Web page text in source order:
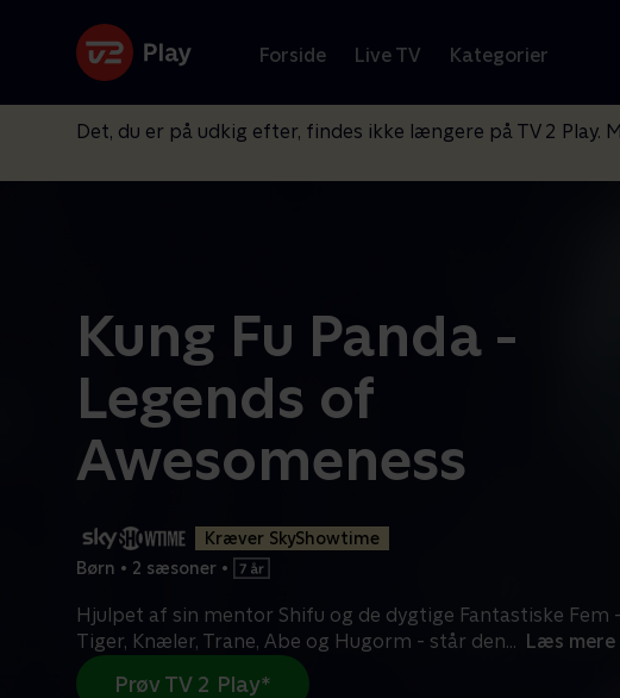
Forside Live TV Kategorier
Det, du er på udkig efter, findes ikke længere på TV 2 Play.
Kung Fu Panda -
Legends of
Awesomeness
Kræver SkyShowtime
Børn • 2 sæsoner •
Hjulpet af sin mentor Shifu og de dygtige Fantastiske Fem -
Tiger, Knæler, Trane, Abe og Hugorm - står den... Læs mere
Prøv TV 2 Play*